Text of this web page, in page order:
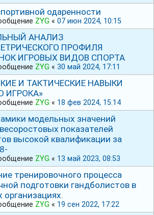
одаренности
ZYG « 07 июн 2024, 10:15
АНАЛИЗ
ПРОФИЛЯ
ИГРОВЫХ ВИДОВ СПОРТА
ZYG « 30 май 2024, 17:11
И ТАКТИЧЕСКИЕ НАВЫКИ
ИГРОКА»
ZYG « 18 фев 2024, 15:14
модельных значений
показателей
высокой квалификации за
ZYG « 13 май 2023, 08:53
тренировочного процесса
подготовки гандболистов в
организациях.
ZYG « 19 сен 2022, 17:22